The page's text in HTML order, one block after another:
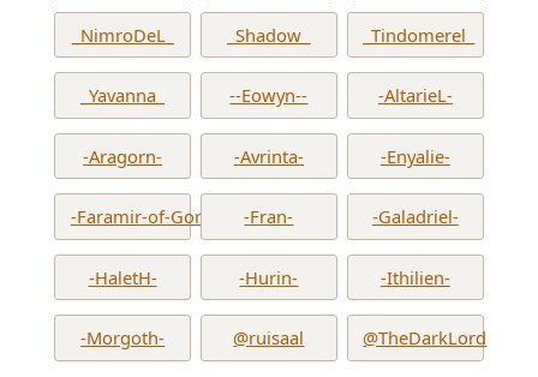
_NimroDeL_ _Shadow_ _Tindomerel_
_Yavanna_ --Eowyn-- -AltarieL-
-Aragorn- -Avrinta- -Enyalie-
-Faramir-of-Gondor- -Fran- -Galadriel-
-HaletH- -Hurin- -Ithilien-
-Morgoth- @ruisaal @TheDarkLord